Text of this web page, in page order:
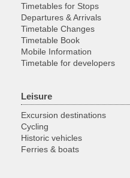
Timetables for Stops
Departures & Arrivals
Timetable Changes
Timetable Book
Mobile Information
Timetable for developers
Leisure
Excursion destinations
Cycling
Historic vehicles
Ferries & boats